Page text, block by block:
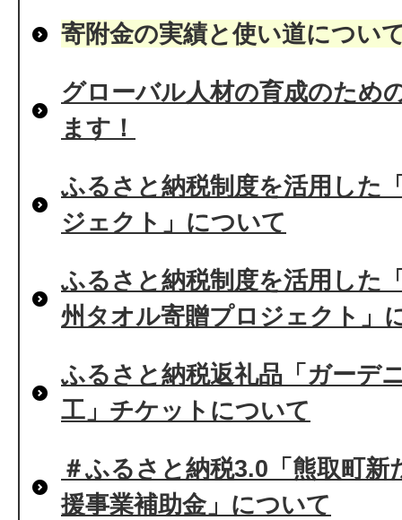
寄附金の実績と使い道につい
グローバル人材の育成のため
ます！
ふるさと納税制度を活用した
ジェクト」について
ふるさと納税制度を活用した
州タオル寄贈プロジェクト」
ふるさと納税返礼品「ガーデ
工」チケットについて
＃ふるさと納税3.0「熊取町新
援事業補助金」について